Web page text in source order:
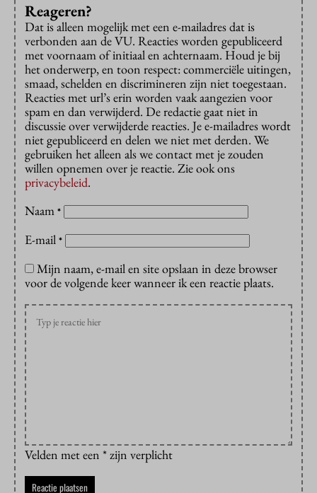
Reageren?
Dat is alleen mogelijk met een e-mailadres dat is
verbonden aan de VU. Reacties worden gepubliceerd
met voornaam of initiaal en achternaam. Houd je bij
het onderwerp, en toon respect: commerciële uitingen,
smaad, schelden en discrimineren zijn niet toegestaan.
Reacties met url’s erin worden vaak aangezien voor
spam en dan verwijderd. De redactie gaat niet in
discussie over verwijderde reacties. Je e-mailadres wordt
niet gepubliceerd en delen we niet met derden. We
gebruiken het alleen als we contact met je zouden
willen opnemen over je reactie. Zie ook ons
privacybeleid.
Naam *
E-mail *
Mijn naam, e-mail en site opslaan in deze browser
voor de volgende keer wanneer ik een reactie plaats.
Velden met een * zijn verplicht